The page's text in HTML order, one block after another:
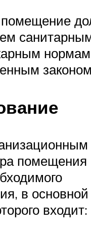
помещения
в основной
входит: